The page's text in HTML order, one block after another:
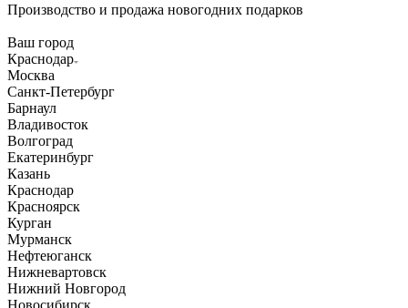
Производство и продажа новогодних подарков
Ваш город
Краснодар
Москва
Санкт-Петербург
Барнаул
Владивосток
Волгоград
Екатеринбург
Казань
Краснодар
Красноярск
Курган
Мурманск
Нефтеюганск
Нижневартовск
Нижний Новгород
Новосибирск